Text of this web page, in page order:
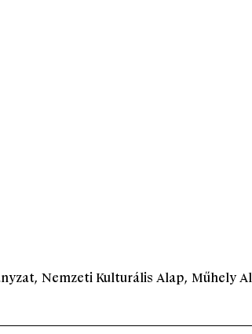
Nemzeti Kulturális Alap, Műhely